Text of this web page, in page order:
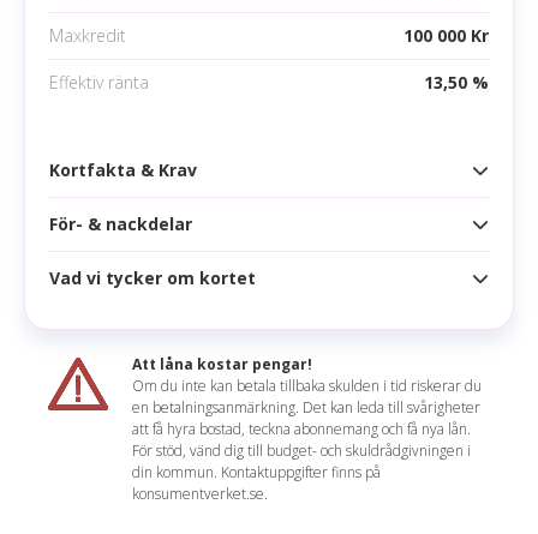
Mobila betalningsmetoder
Maxkredit 100 000 Kr
Effektiv ränta 13,50 %
Kortfakta & Krav
Kortfakta
Årsavgift
Ränta
Effektiv ränta
13,50 %
Räntefritt
55 dagar
Korttyp
För- & nackdelar
Fördelar
Flera försäkringar
Ingen årsavgift första året
Låg ränta
Nackdelar
Vad vi tycker om kortet
Mathilda sammanfattar
Swedbank Mastercard är ett bra val om du vill ha
fler försäkringar än vad ditt vanliga bankkort
Att låna kostar pengar!
Om du inte kan betala tillbaka skulden i tid riskerar du
en betalningsanmärkning. Det kan leda till svårigheter
att få hyra bostad, teckna abonnemang och få nya lån.
För stöd, vänd dig till budget- och skuldrådgivningen i
din kommun. Kontaktuppgifter finns på
konsumentverket.se.